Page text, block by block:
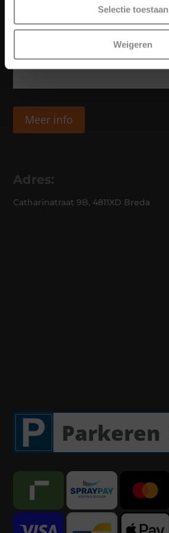
Selectie toestaan
Weigeren
Meer info
Adres:
Catharinatraat 9B, 4811XD Breda
Parkeren